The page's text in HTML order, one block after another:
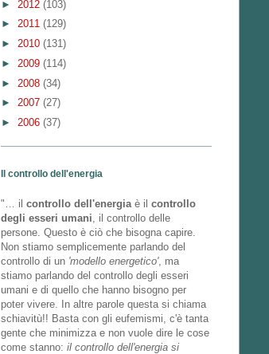
► 2012 (103)
► 2011 (129)
► 2010 (131)
► 2009 (114)
► 2008 (34)
► 2007 (27)
► 2006 (37)
Il controllo dell'energia
"… il controllo dell'energia è il controllo
degli esseri umani , il controllo delle
persone. Questo è ciò che bisogna capire.
Non stiamo semplicemente parlando del
controllo di un 'modello energetico', ma
stiamo parlando del controllo degli esseri
umani e di quello che hanno bisogno per
poter vivere. In altre parole questa si chiama
schiavitù!! Basta con gli eufemismi, c'è tanta
gente che minimizza e non vuole dire le cose
come stanno: il controllo dell'energia si